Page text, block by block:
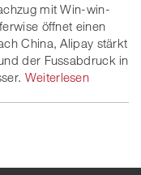
mit Win-win-
öffnet einen
China, Alipay stärkt
der Fussabdruck in
Weiterlesen